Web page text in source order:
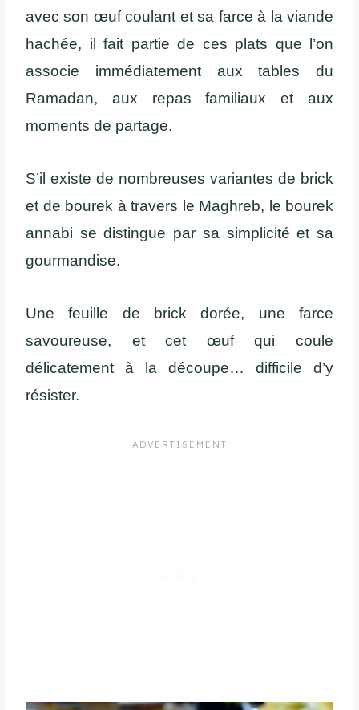
avec son œuf coulant et sa farce à la viande
hachée, il fait partie de ces plats que l’on
associe immédiatement aux tables du
Ramadan, aux repas familiaux et aux
moments de partage.
S’il existe de nombreuses variantes de brick
et de bourek à travers le Maghreb, le bourek
annabi se distingue par sa simplicité et sa
gourmandise.
Une feuille de brick dorée, une farce
savoureuse, et cet œuf qui coule
délicatement à la découpe… difficile d’y
résister.